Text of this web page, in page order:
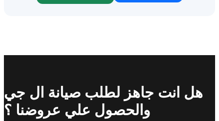
هل انت جاهز لطلب صيانة ال جي
والحصول علي عروضنا ؟